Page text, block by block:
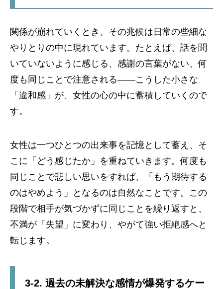
関係が崩れていくとき、その兆候は日常の些細な
やりとりの中に現れています。たとえば、話を聞
いていないように感じる、感謝の言葉がない、何
度も同じことで注意される――こうした小さな
「違和感」が、女性の心の中に蓄積していくので
す。
女性は一つひとつの出来事を記憶として蓄え、そ
こに「どう感じたか」を重ねていきます。何度も
同じことで悲しい思いをすれば、「もう期待する
のはやめよう」となるのは自然なことです。この
段階で相手が気づかずに同じことを繰り返すと、
不満が「失望」に変わり、やがて強い拒絶感へと
転じます。
3-2. 過去の未解決な感情が爆発するケー